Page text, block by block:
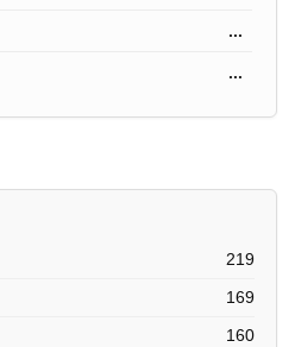
...
...
219
169
160